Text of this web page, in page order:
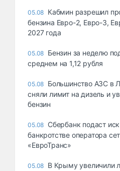
05.08 Кабмин разрешил
бензина Евро-2, Евро-3,
2027 года
05.08 Бензин за неделю
среднем на 1,12 рубля
05.08 Большинство АЗС в
сняли лимит на дизель и
бензин
05.08 Сбербанк подаст
банкротстве оператора
«ЕвроТранс»
05.08 В Крыму увеличили